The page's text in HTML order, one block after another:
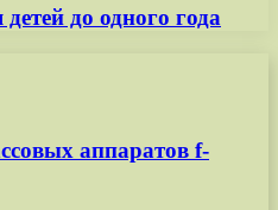
до одного года
аппаратов f-